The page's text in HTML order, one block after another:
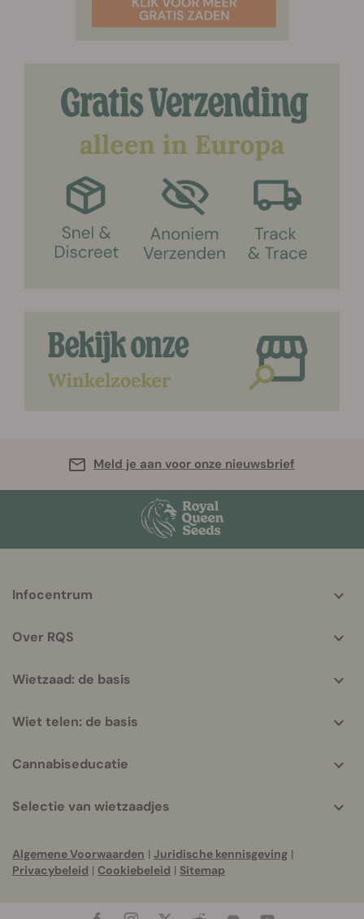
Meld je aan voor onze nieuwsbrief
helpful
Infocentrum
Over RQS
Wietzaad: de basis
Wiet telen: de basis
Cannabiseducatie
Selectie van wietzaadjes
Algemene Voorwaarden | Juridische kennisgeving |
Privacybeleid | Cookiebeleid | Sitemap